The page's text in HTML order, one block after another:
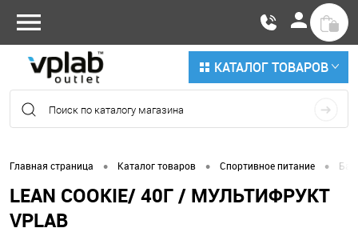
КАТАЛОГ ТОВАРОВ
Главная страница • Каталог товаров • Спортивное питание •
LEAN COOKIE/ 40Г / МУЛЬТИФРУКТ
VPLAB